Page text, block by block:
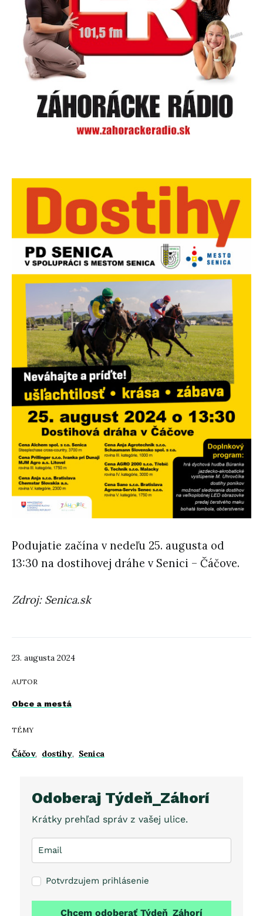
23. augusta 2024
AUTOR
Obce a mestá
TÉMY
Čáčov, dostihy, Senica
Podujatie začína v nedeľu 25. augusta od
13:30 na dostihovej dráhe v Senici – Čáčove.
Zdroj: Senica.sk
Odoberaj Týdeň_Záhorí
Krátky prehľad správ z vašej ulice.
Potvrdzujem prihlásenie
Chcem odoberať Týdeň_Záhorí